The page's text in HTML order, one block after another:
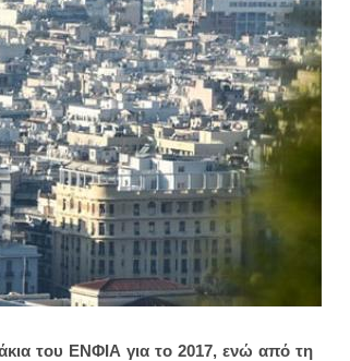
του ΕΝΦΙΑ για το 2017, ενώ από τη